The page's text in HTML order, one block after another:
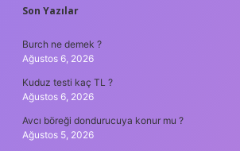
SIDEBAR
Son Yazılar
Burch ne demek ?
Ağustos 6, 2026
Kuduz testi kaç TL ?
Ağustos 6, 2026
Avcı böreği dondurucuya konur mu ?
Ağustos 5, 2026